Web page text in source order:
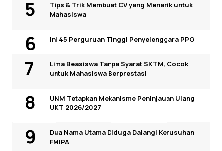
Tips & Trik Membuat CV yang Menarik untuk
Mahasiswa
Ini 45 Perguruan Tinggi Penyelenggara PPG
Lima Beasiswa Tanpa Syarat SKTM, Cocok
untuk Mahasiswa Berprestasi
UNM Tetapkan Mekanisme Peninjauan Ulang
UKT 2026/2027
Dua Nama Utama Diduga Dalangi Kerusuhan
FMIPA